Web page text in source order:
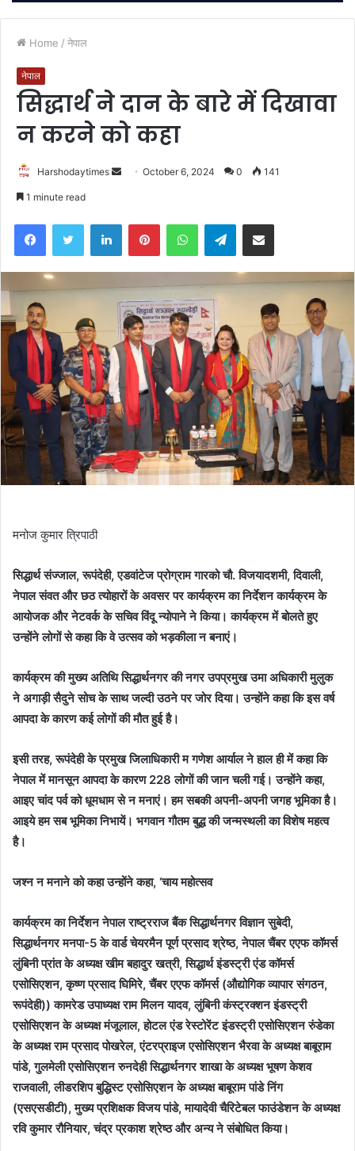
Home / नेपाल
नेपाल
सिद्धार्थ ने दान के बारे में दिखावा
न करने को कहा
Harshodaytimes
SendOctober 6, 2024 0 141
1 minute read
FacebookTwitter LinkedInPinterestWhatsAppTelegramShare via Email
मनोज कुमार त्रिपाठी
सिद्धार्थ संज्जाल, रूपंदेही, एडवांटेज प्रोग्राम गारको चौ. विजयादशमी, दिवाली,
नेपाल संवत और छठ त्योहारों के अवसर पर कार्यक्रम का निर्देशन कार्यक्रम के
आयोजक और नेटवर्क के सचिव विंदू न्योपाने ने किया। कार्यक्रम में बोलते हुए
उन्होंने लोगों से कहा कि वे उत्सव को भड़कीला न बनाएं।
कार्यक्रम की मुख्य अतिथि सिद्धार्थनगर की नगर उपप्रमुख उमा अधिकारी मुलुक
ने अगाड़ी सैदुने सोच के साथ जल्दी उठने पर जोर दिया। उन्होंने कहा कि इस वर्ष
आपदा के कारण कई लोगों की मौत हुई है।
इसी तरह, रूपंदेही के प्रमुख जिलाधिकारी म गणेश आर्याल ने हाल ही में कहा कि
नेपाल में मानसून आपदा के कारण 228 लोगों की जान चली गई। उन्होंने कहा,
आइए चांद पर्व को धूमधाम से न मनाएं। हम सबकी अपनी-अपनी जगह भूमिका है।
आइये हम सब भूमिका निभायें। भगवान गौतम बुद्ध की जन्मस्थली का विशेष महत्व
है।
जश्न न मनाने को कहा उन्होंने कहा, ‘चाय महोत्सव
कार्यक्रम का निर्देशन नेपाल राष्ट्रराज बैंक सिद्धार्थनगर विज्ञान सुबेदी,
सिद्धार्थनगर मनपा-5 के वार्ड चेयरमैन पूर्ण प्रसाद श्रेष्ठ, नेपाल चैंबर एएफ कॉमर्स
लुंबिनी प्रांत के अध्यक्ष खीम बहादुर खत्री, सिद्धार्थ इंडस्ट्री एंड कॉमर्स
एसोसिएशन, कृष्ण प्रसाद घिमिरे, चैंबर एएफ कॉमर्स (औद्योगिक व्यापार संगठन,
रूपंदेही)) कामरेड उपाध्यक्ष राम मिलन यादव, लुंबिनी कंस्ट्रक्शन इंडस्ट्री
एसोसिएशन के अध्यक्ष मंजूलाल, होटल एंड रेस्टोरेंट इंडस्ट्री एसोसिएशन रुंडेका
के अध्यक्ष राम प्रसाद पोखरेल, एंटरप्राइज एसोसिएशन भैरवा के अध्यक्ष बाबूराम
पांडे, गुलमेली एसोसिएशन रुनदेही सिद्धार्थनगर शाखा के अध्यक्ष भूषण केशव
राजवाली, लीडरशिप बुद्धिस्ट एसोसिएशन के अध्यक्ष बाबूराम पांडे निंग
(एसएसडीटी), मुख्य प्रशिक्षक विजय पांडे, मायादेवी चैरिटेबल फाउंडेशन के अध्यक्ष
रवि कुमार रौनियार, चंद्र प्रकाश श्रेष्ठ और अन्य ने संबोधित किया।